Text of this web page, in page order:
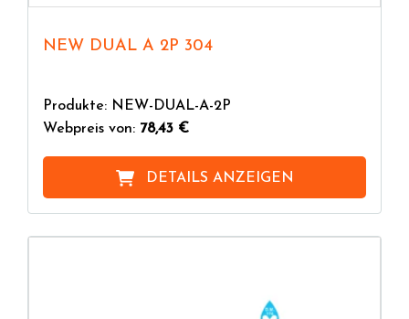
NEW DUAL A 2P 304
Produkte: NEW-DUAL-A-2P
Webpreis von: 78,43 €
DETAILS ANZEIGEN